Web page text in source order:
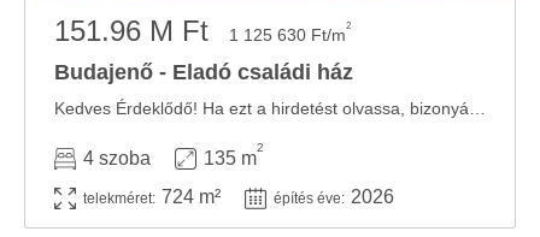
151.96 M Ft 1 125 630 Ft/m2
Budajenő - Eladó családi ház
4 szoba 135 m
2
telekméret: 724 m² építés éve: 2026